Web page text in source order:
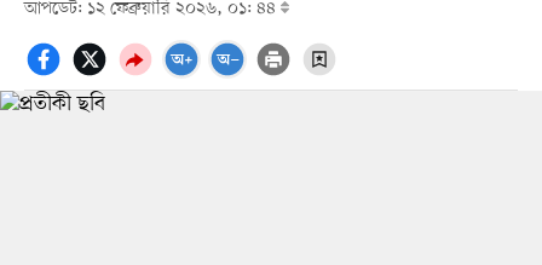
আপডেট: ১২ ফেব্রুয়ারি ২০২৬, ০১: ৪৪